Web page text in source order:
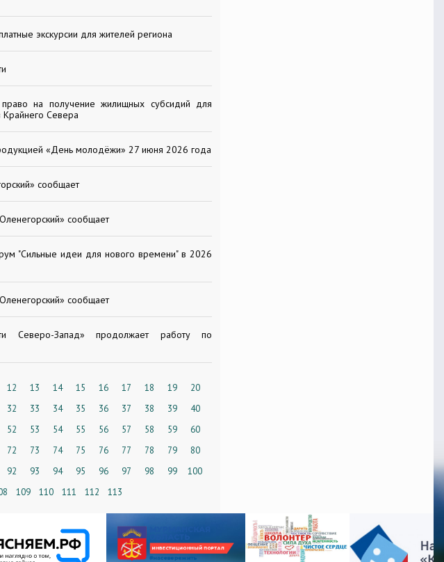
экскурсии для жителей региона
на получение жилищных субсидий для
Крайнего Севера
«День молодёжи» 27 июня 2026 года
сообщает
сообщает
"Сильные идеи для нового времени" в 2026
сообщает
Северо-Запад» продолжает работу по
12 13 14 15 16 17 18 19
20
32 33 34 35 36 37 38 39
40
52 53 54 55 56 57 58 59
60
72 73 74 75 76 77 78 79
80
92 93 94 95 96 97 98 99
100
109 110 111 112 113